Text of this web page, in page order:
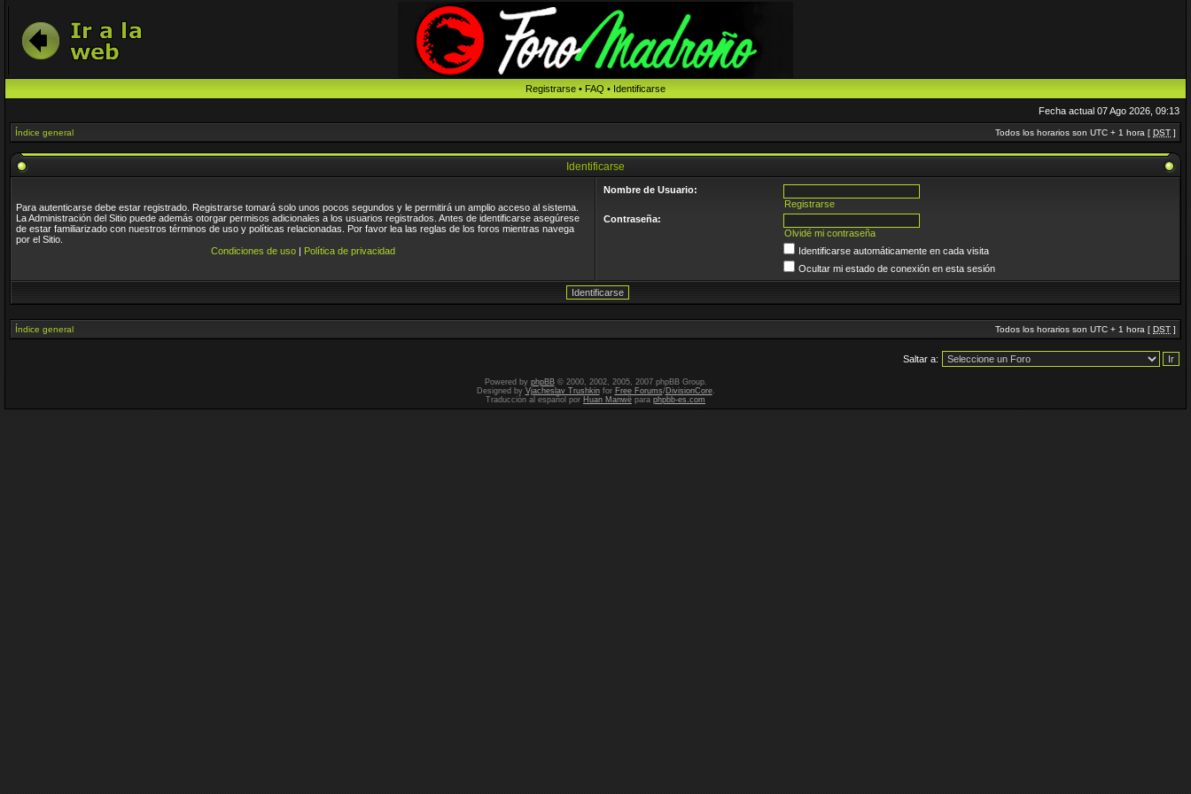
Registrarse•FAQ•Identificarse
Fecha actual 07 Ago 2026, 09:13
Índice general Todos los horarios son UTC + 1 hora [ DST ]
Identificarse
Para autenticarse debe estar registrado. Registrarse tomará solo unos pocos segundos y le permitirá un amplio acceso al sistema.
La Administración del Sitio puede además otorgar permisos adicionales a los usuarios registrados. Antes de identificarse asegúrese
de estar familiarizado con nuestros términos de uso y políticas relacionadas. Por favor lea las reglas de los foros mientras navega
por el Sitio.
Condiciones de uso | Política de privacidad
Nombre de Usuario:
Registrarse
Contraseña:
Olvidé mi contraseña
Identificarse automáticamente en cada visita
Ocultar mi estado de conexión en esta sesión
Índice general Todos los horarios son UTC + 1 hora [ DST ]
Saltar a:
Powered by phpBB© 2000, 2002, 2005, 2007 phpBB Group.
Designed by Vjacheslav Trushkinfor Free Forums/DivisionCore.
Traducción al español por Huan Manwë para phpbb-es.com